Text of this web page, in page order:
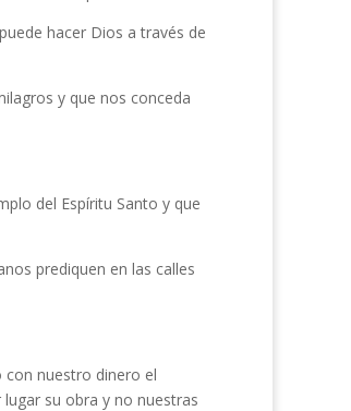
hacer Dios a través de
y que nos conceda
del Espíritu Santo y que
prediquen en las calles
nuestro dinero el
su obra y no nuestras